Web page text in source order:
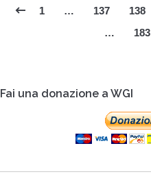
1 … 137 138
…
183
Fai una donazione a WGI